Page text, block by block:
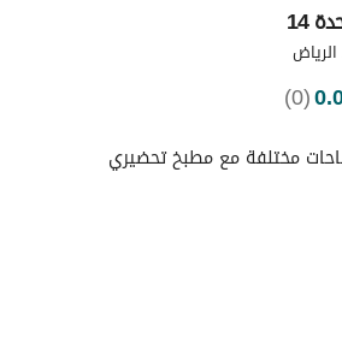
14
(
0
)
القريبة معلومات وزارة السياحة
مختلفة مع مطبخ تحضيري